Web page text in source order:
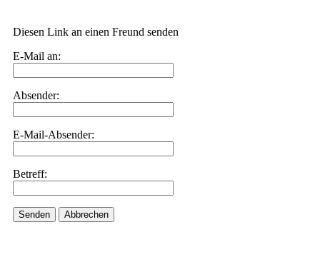
Diesen Link an einen Freund senden
E-Mail an:
Absender:
E-Mail-Absender:
Betreff:
Senden Abbrechen